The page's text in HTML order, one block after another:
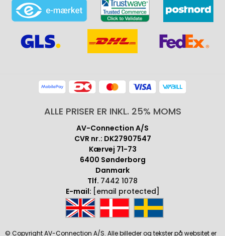
ALLE PRISER ER INKL. 25% MOMS
AV-Connection A/S
CVR nr.: DK27907547
Kærvej 71-73
6400 Sønderborg
Danmark
Tlf. 7442 1078
E-mail: [email protected]
© Copyright AV-Connection A/S. Alle billeder og tekster på websitet er